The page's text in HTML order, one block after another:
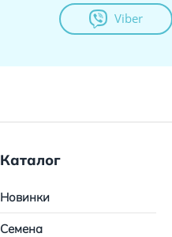
Viber
Каталог
Новинки
Семена